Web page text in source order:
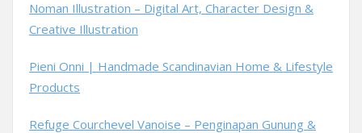
Noman Illustration – Digital Art, Character Design &
Creative Illustration
Pieni Onni | Handmade Scandinavian Home & Lifestyle
Products
Refuge Courchevel Vanoise – Penginapan Gunung &